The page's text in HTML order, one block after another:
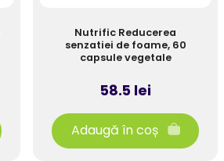
Nutrific Reducerea
senzatiei de foame, 60
capsule vegetale
58.5 lei
Adaugă în coș